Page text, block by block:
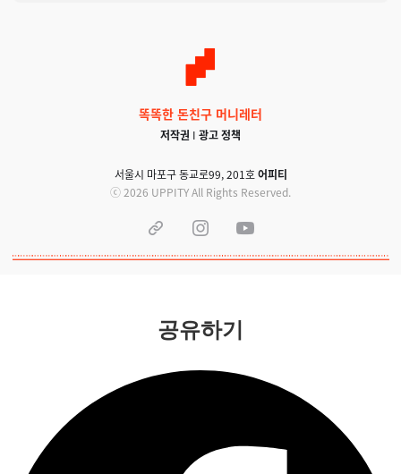
똑똑한 돈친구 머니레터
저작권 I 광고 정책
서울시 마포구 동교로99, 201호 어피티
ⓒ 2026 UPPITY All Rights Reserved.
공유하기